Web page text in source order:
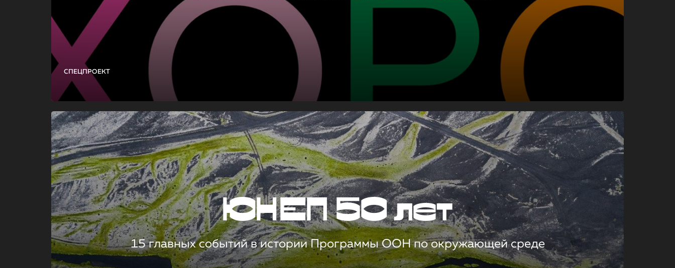
СПЕЦПРОЕКТ
ЮНЕП 50 лет
15 главных событий в истории Программы ООН по окружающей среде